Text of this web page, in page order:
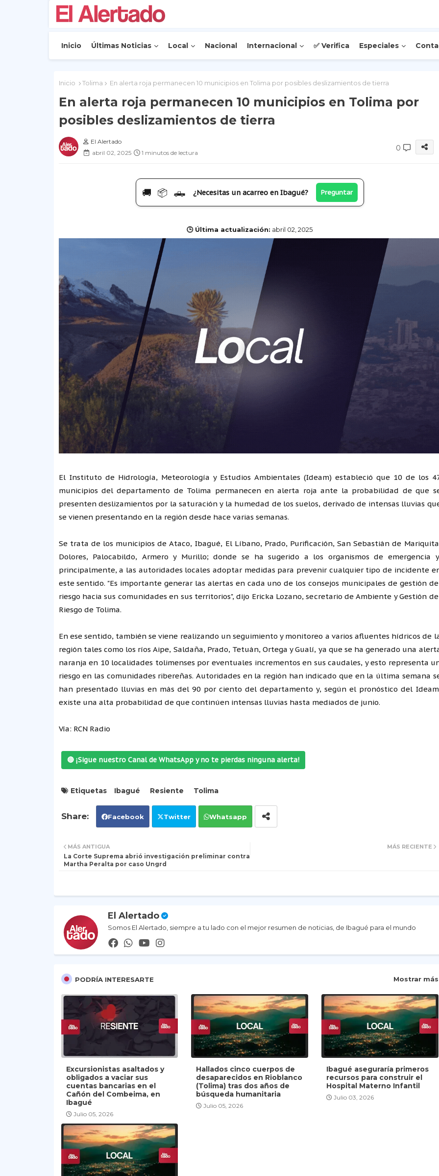
Inicio Últimas Noticias Local Nacional Internacional ✅ Verifica Especiales
Inicio Tolima En alerta roja permanecen 10 municipios en Tolima por posibles deslizamientos de tierra
En alerta roja permanecen 10 municipios en Tolima por
posibles deslizamientos de tierra
El Alertado
abril 02, 2025
1 minutos de lectura
0
🚚 📦 🛻 ¿Necesitas un acarreo en Ibagué? Preguntar
🕒 Última actualización: abril 02, 2025
El Instituto de Hidrología, Meteorología y Estudios Ambientales (Ideam) estableció que 10 de los
municipios del departamento de Tolima permanecen en alerta roja ante la probabilidad de que
presenten deslizamientos por la saturación y la humedad de los suelos, derivado de intensas lluvias
se vienen presentando en la región desde hace varias semanas.
Se trata de los municipios de Ataco, Ibagué, El Líbano, Prado, Purificación, San Sebastián de
Dolores, Palocabildo, Armero y Murillo; donde se ha sugerido a los organismos de emergencia
principalmente, a las autoridades locales adoptar medidas para prevenir cualquier tipo de incidente
este sentido. "Es importante generar las alertas en cada uno de los consejos municipales de gestión
riesgo hacia sus comunidades en sus territorios", dijo Ericka Lozano, secretario de Ambiente y Gestión
Riesgo de Tolima.
En ese sentido, también se viene realizando un seguimiento y monitoreo a varios afluentes hídricos de
región tales como los ríos Aipe, Saldaña, Prado, Tetuán, Ortega y Gualí, ya que se ha generado una
naranja en 10 localidades tolimenses por eventuales incrementos en sus caudales, y esto representa
riesgo en las comunidades ribereñas. Autoridades en la región han indicado que en la última semana
han presentado lluvias en más del 90 por ciento del departamento y, según el pronóstico del
existe una alta probabilidad de que continúen intensas lluvias hasta mediados de junio.
Vía: RCN Radio
🔴 ¡Sigue nuestro Canal de WhatsApp y no te pierdas ninguna alerta!
Etiquetas Ibagué Resiente Tolima
Facebook Twitter Whatsapp
MÁS RECIENTE
MÁS ANTIGUA
La Corte Suprema abrió investigación preliminar contra
Martha Peralta por caso Ungrd
El Alertado
Somos El Alertado, siempre a tu lado con el mejor resumen de noticias, de Ibagué para el mundo
PODRÍA INTERESARTE Mostrar más
Excursionistas asaltados y
obligados a vaciar sus
cuentas bancarias en el
Cañón del Combeima, en
Ibagué
Julio 05, 2026
Hallados cinco cuerpos de
desaparecidos en Rioblanco
(Tolima) tras dos años de
búsqueda humanitaria
Julio 05, 2026
Ibagué aseguraría primeros
recursos para construir el
Hospital Materno Infantil
Julio 03, 2026